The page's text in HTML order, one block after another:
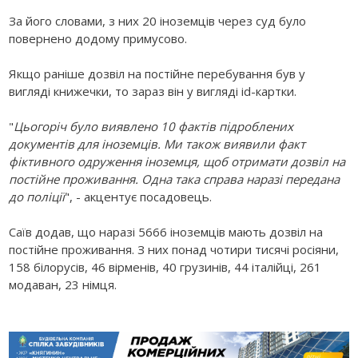
За його словами, з них 20 іноземців через суд було
повернено додому примусово.
Якщо раніше дозвіл на постійне перебування був у
вигляді книжечки, то зараз він у вигляді id-картки.
"Цьогоріч було виявлено 10 фактів підроблених
документів для іноземців. Ми також виявили факт
фіктивного одруження іноземця, щоб отримати дозвіл на
постійне проживання. Одна така справа наразі передана
до поліції", - акцентує посадовець.
Саїв додав, що наразі 5666 іноземців мають дозвіл на
постійне проживання. З них понад чотири тисячі росіяни,
158 білорусів, 46 вірменів, 40 грузинів, 44 італійці, 261
модаван, 23 німця.